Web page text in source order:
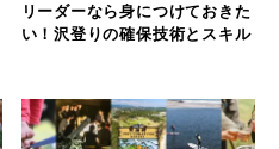
リーダーなら身につけておきた
い！沢登りの確保技術とスキル